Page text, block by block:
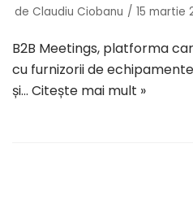
de Claudiu Ciobanu 15 martie
B2B Meetings, platforma
cu furnizorii de
și… Citește mai mult »